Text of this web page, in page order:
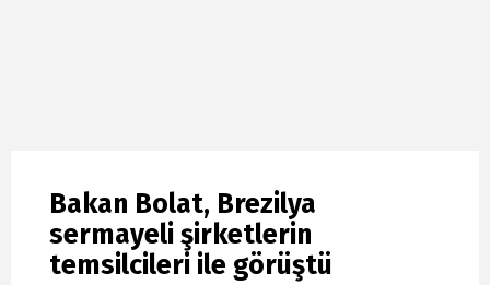
Bakan Bolat, Brezilya
sermayeli şirketlerin
temsilcileri ile görüştü